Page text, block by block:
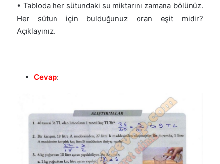
• Tabloda her sütundaki su miktarını zamana bölünüz.
Her sütun için bulduğunuz oran eşit midir?
Açıklayınız.
Cevap: